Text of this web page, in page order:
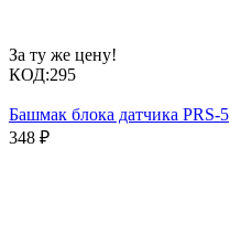
За ту же цену!
КОД:295
Башмак блока датчика PRS-5
348 ₽